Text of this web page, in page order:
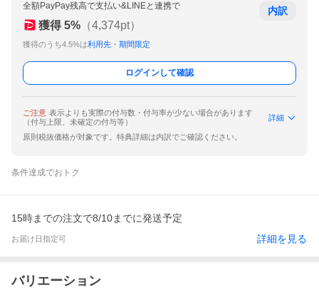
全額PayPay残高で支払い&LINEと連携で
獲得 5% （4,374pt）
獲得のうち4.5%は利用先・期間限定
内訳
ログインして確認
ご注意 表示よりも実際の付与数・付与率が少ない場合があります
（付与上限、未確定の付与等）
詳細
原則税抜価格が対象です。特典詳細は内訳でご確認ください。
条件達成でおトク
15時までの注文で8/10までに発送予定
お届け日指定可 詳細を見る
バリエーション